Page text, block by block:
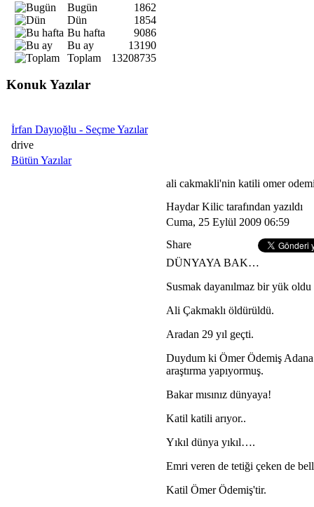
Bugün
1862
Dün
1854
Bu hafta
9086
Bu ay
13190
Toplam
13208735
Konuk Yazılar
İrfan Dayıoğlu - Seçme Yazılar
drive
Bütün Yazılar
ali cakmakli'nin katili omer
Haydar Kilic tarafından yazıldı
Cuma, 25 Eylül 2009 06:59
Share
DÜNYAYA BAK…
Susmak dayanılmaz bir yük oldu
Ali Çakmaklı öldürüldü.
Aradan 29 yıl geçti.
Duydum ki Ömer Ödemiş
araştırma yapıyormuş.
Bakar mısınız dünyaya!
Katil katili arıyor..
Yıkıl dünya yıkıl….
Emri veren de tetiği çeken de
Katil Ömer Ödemiş'tir.